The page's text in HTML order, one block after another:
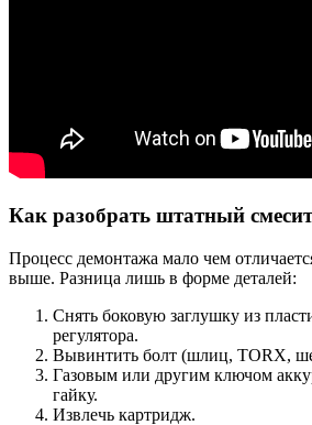
Как разобрать штатный
Процесс демонтажа мало чем
выше. Разница лишь в форме деталей:
Снять боковую заглушку из
регулятора.
Вывинтить болт (шлиц, TORX,
Газовым или другим ключом
гайку.
Извлечь картридж.